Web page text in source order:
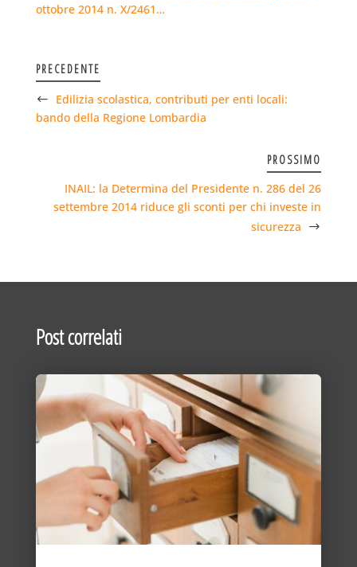
ottobre 2014 n. X/2461…
PRECEDENTE
Edilizia scolastica, contributi per enti locali:
bando della Regione Lombardia
PROSSIMO
INAIL: la Determina del Presidente n. 286 del 26
settembre 2014 riduce gli sconti per chi investe in
sicurezza
Post correlati